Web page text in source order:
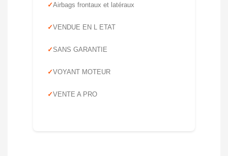
Airbags frontaux et latéraux
VENDUE EN L ETAT
SANS GARANTIE
VOYANT MOTEUR
VENTE A PRO